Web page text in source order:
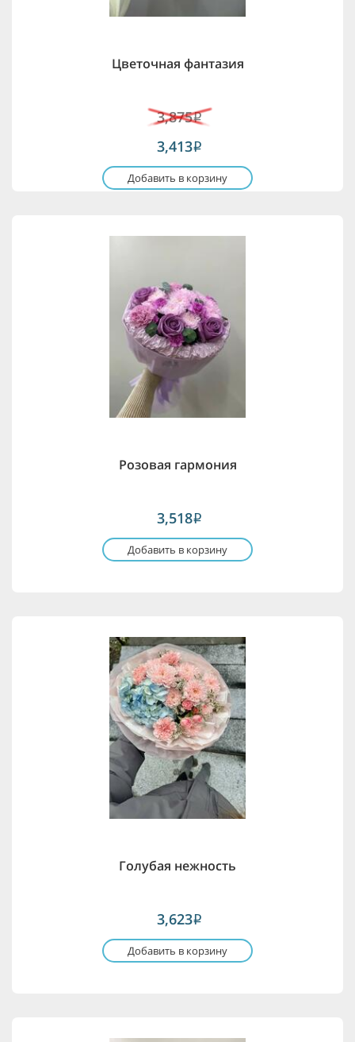
Цветочная фантазия
3,875i
3,413i
Добавить в корзину
Розовая гармония
3,518i
Добавить в корзину
Голубая нежность
3,623i
Добавить в корзину